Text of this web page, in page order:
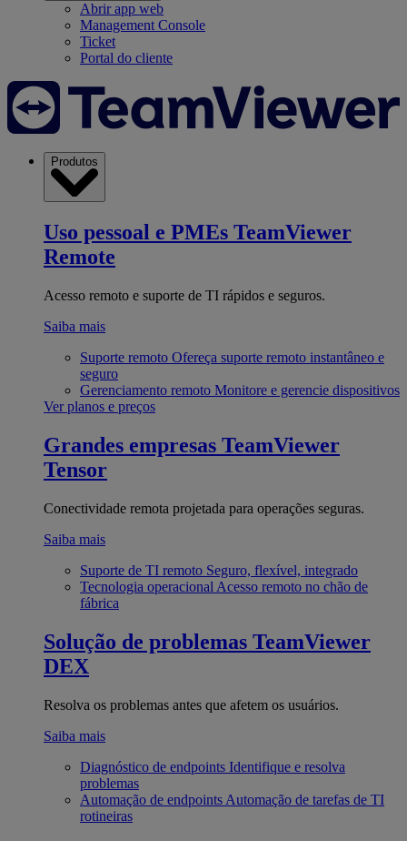
Abrir app web
Management Console
Ticket
Portal do cliente
Produtos
Uso pessoal e PMEs TeamViewer
Remote
Acesso remoto e suporte de TI rápidos e seguros.
Saiba mais
Suporte remoto Ofereça suporte remoto instantâneo e
seguro
Gerenciamento remoto Monitore e gerencie dispositivos
Ver planos e preços
Grandes empresas TeamViewer
Tensor
Conectividade remota projetada para operações seguras.
Saiba mais
Suporte de TI remoto Seguro, flexível, integrado
Tecnologia operacional Acesso remoto no chão de
fábrica
Solução de problemas TeamViewer
DEX
Resolva os problemas antes que afetem os usuários.
Saiba mais
Diagnóstico de endpoints Identifique e resolva
problemas
Automação de endpoints Automação de tarefas de TI
rotineiras